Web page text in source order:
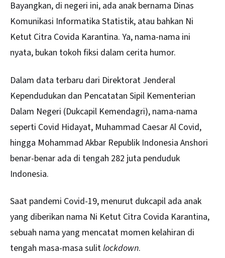
Bayangkan, di negeri ini, ada anak bernama Dinas
Komunikasi Informatika Statistik, atau bahkan Ni
Ketut Citra Covida Karantina. Ya, nama-nama ini
nyata, bukan tokoh fiksi dalam cerita humor.
Dalam data terbaru dari Direktorat Jenderal
Kependudukan dan Pencatatan Sipil Kementerian
Dalam Negeri (Dukcapil Kemendagri), nama-nama
seperti Covid Hidayat, Muhammad Caesar Al Covid,
hingga Mohammad Akbar Republik Indonesia Anshori
benar-benar ada di tengah 282 juta penduduk
Indonesia.
Saat pandemi Covid-19, menurut dukcapil ada anak
yang diberikan nama Ni Ketut Citra Covida Karantina,
sebuah nama yang mencatat momen kelahiran di
tengah masa-masa sulitlockdown.